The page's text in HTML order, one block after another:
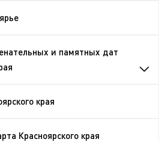
и памятных дат
края
Красноярского края